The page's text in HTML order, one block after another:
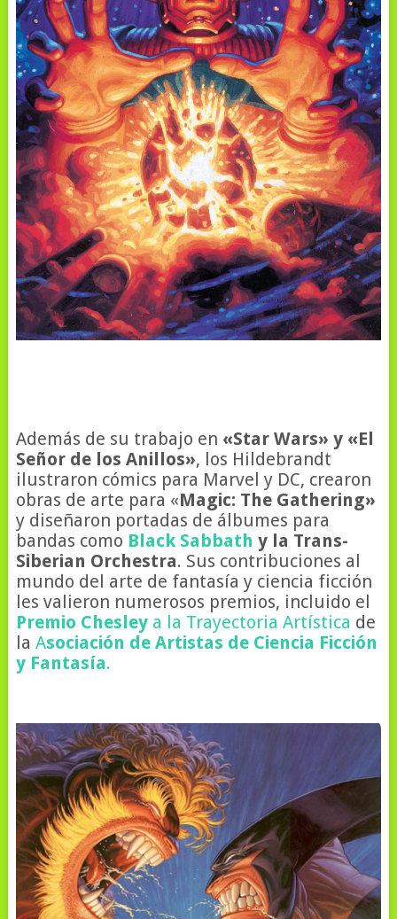
Además de su trabajo en «Star Wars» y «El
Señor de los Anillos», los Hildebrandt
ilustraron cómics para Marvel y DC, crearon
obras de arte para «Magic: The Gathering»
y diseñaron portadas de álbumes para
bandas como Black Sabbath y la Trans-
Siberian Orchestra. Sus contribuciones al
mundo del arte de fantasía y ciencia ficción
les valieron numerosos premios, incluido el
Premio Chesleya la Trayectoria Artística de
la Asociación de Artistas de Ciencia Ficción
y Fantasía.